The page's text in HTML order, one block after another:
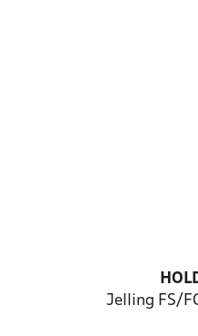
Jelling FS/